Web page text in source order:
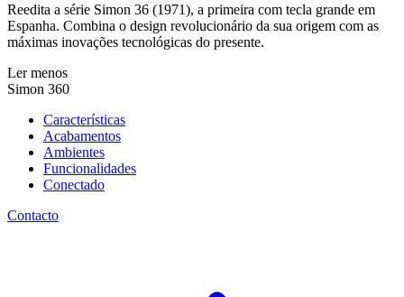
Reedita a série Simon 36 (1971), a primeira com tecla grande em
Espanha. Combina o design revolucionário da sua origem com as
máximas inovações tecnológicas do presente.
Ler menos
Simon 360
Características
Acabamentos
Ambientes
Funcionalidades
Conectado
Contacto